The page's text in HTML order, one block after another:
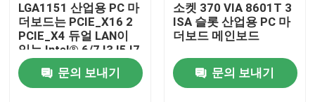
품질 관리
연락처
LGA1151 산업용 PC 마
더보드는 PCIE_X16 2
PCIE_X4 듀얼 LAN이
있는 Intel® 6/7 I3 I5 I7
CPU를 지원합니다.
문의 보내기
소켓 370 VIA 8601T 3
ISA 슬롯 산업용 PC 마
더보드 메인보드
문의 보내기